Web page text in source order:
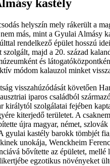
kastély
helyszín mely rákerült a
más, mint a Gyulai Almásy
rendelkező épület hosszú
szolgált, majd a 20. század
és
módom kalauzol minket
visszahúzódását követően
iparos családból
királytól szolgálatai fejében
kiterjedő területet. A
újra magyar, német, szlovák
gyulai kastély barokk tömbjét
unokája, Wenckheim
bővítette az épületet, mellé
egzotikus növényeket